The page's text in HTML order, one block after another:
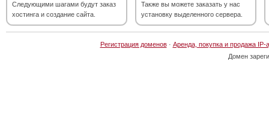
Следующими шагами будут заказ
хостинга и создание сайта.
Также вы можете заказать у нас
установку выделенного сервера.
Регистрация доменов· Аренда, покупка и продажа IP-
Домен